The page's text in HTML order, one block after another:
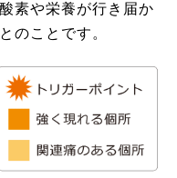
素や栄養が行き届か
のことです。